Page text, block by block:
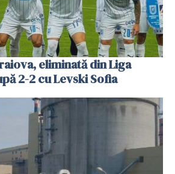
eliminată din Liga
2-2 cu Levski Sofia